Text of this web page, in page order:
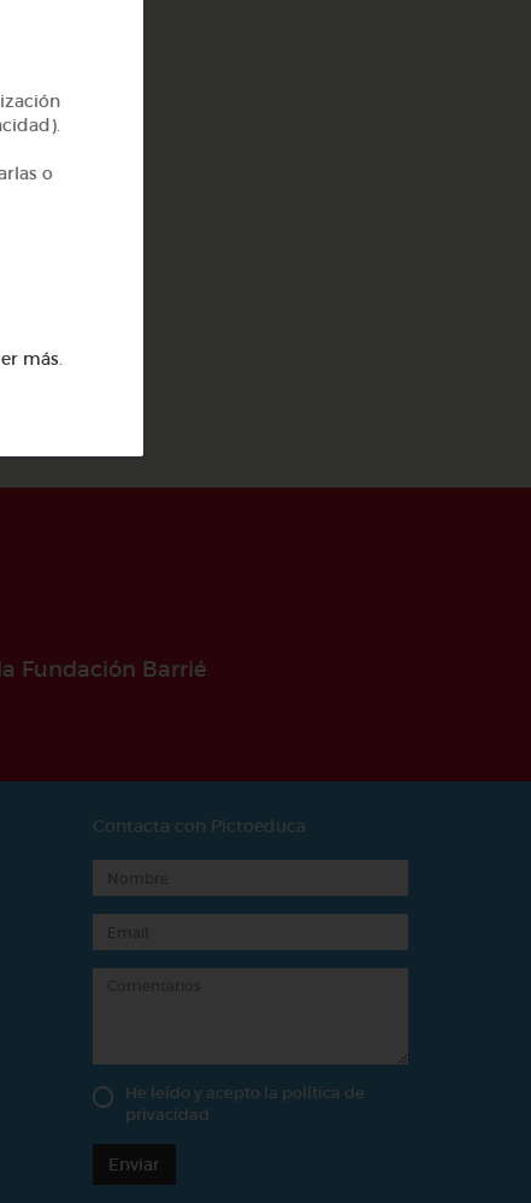
Fundación Barrié
Contacta con Pictoeduca
He leído y acepto la política de
privacidad
Enviar
o
más.